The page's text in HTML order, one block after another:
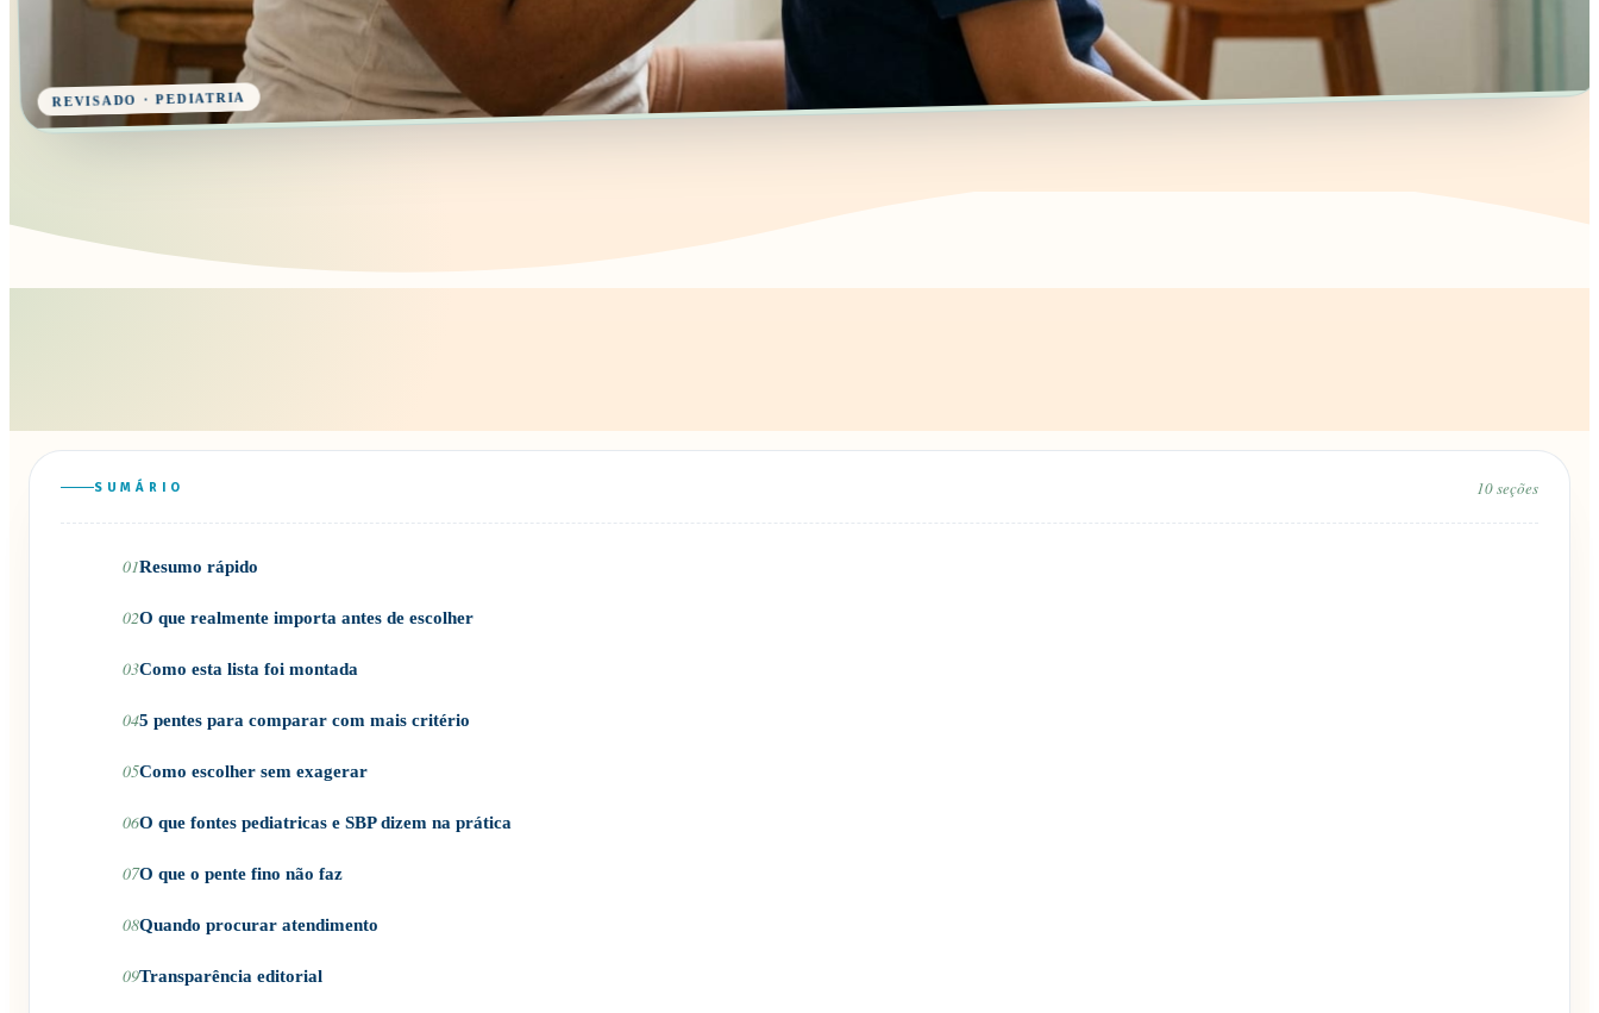
REVISADO · PEDIATRIA
SUMÁRIO 10seções
01Resumo rápido
02O que realmente importa antes de escolher
03Como esta lista foi montada
045 pentes para comparar com mais critério
05Como escolher sem exagerar
06O que fontes pediatricas e SBP dizem na prática
07O que o pente fino não faz
08Quando procurar atendimento
09Transparência editorial